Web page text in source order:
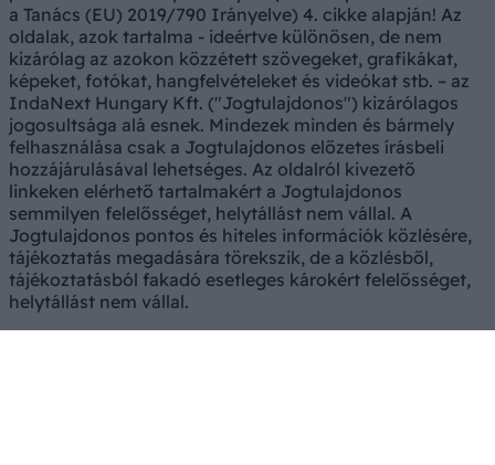
a Tanács (EU) 2019/790 Irányelve) 4. cikke alapján! Az
oldalak, azok tartalma - ideértve különösen, de nem
kizárólag az azokon közzétett szövegeket, grafikákat,
képeket, fotókat, hangfelvételeket és videókat stb. – az
IndaNext Hungary Kft. ("Jogtulajdonos") kizárólagos
jogosultsága alá esnek. Mindezek minden és bármely
felhasználása csak a Jogtulajdonos előzetes írásbeli
hozzájárulásával lehetséges. Az oldalról kivezető
linkeken elérhető tartalmakért a Jogtulajdonos
semmilyen felelősséget, helytállást nem vállal. A
Jogtulajdonos pontos és hiteles információk közlésére,
tájékoztatás megadására törekszik, de a közlésből,
tájékoztatásból fakadó esetleges károkért felelősséget,
helytállást nem vállal.